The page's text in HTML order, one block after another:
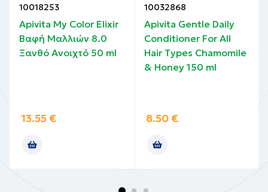
10018253
Apivita My Color Elixir
Βαφή Μαλλιών 8.0
Ξανθό Ανοιχτό 50 ml
13.55 €
10032868
Apivita Gentle Daily
Conditioner For All
Hair Types Chamomile
& Honey 150 ml
8.50 €